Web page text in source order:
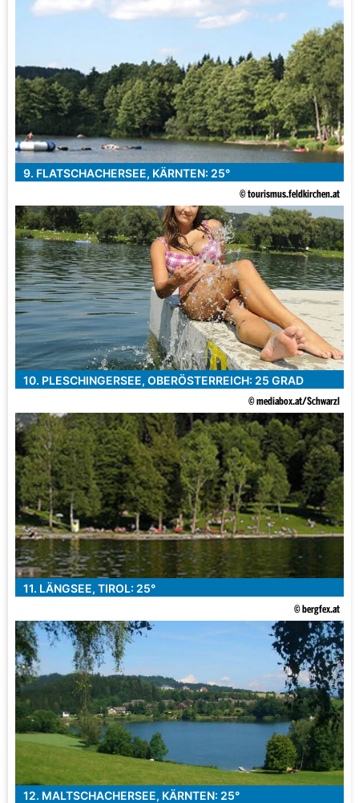
9. FLATSCHACHERSEE, KÄRNTEN: 25°
© tourismus.feldkirchen.at
10. PLESCHINGERSEE, OBERÖSTERREICH: 25 GRAD
© mediabox.at/Schwarzl
11. LÄNGSEE, TIROL: 25°
© bergfex.at
12. MALTSCHACHERSEE, KÄRNTEN: 25°